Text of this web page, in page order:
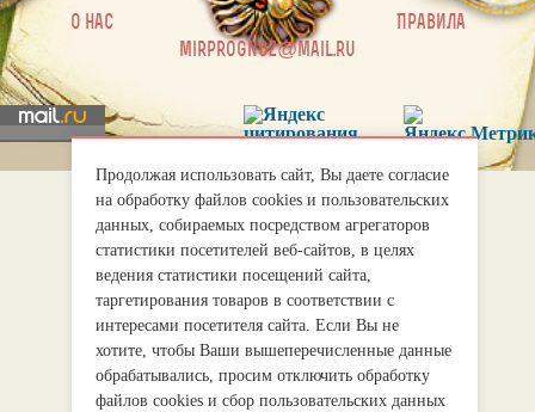
О нас |
Правила
mirprognoz@mail.ru
Продолжая использовать сайт, Вы даете согласие
на обработку файлов cookies и пользовательских
данных, собираемых посредством агрегаторов
статистики посетителей веб-сайтов, в целях
ведения статистики посещений сайта,
таргетирования товаров в соответствии с
интересами посетителя сайта. Если Вы не
хотите, чтобы Ваши вышеперечисленные данные
обрабатывались, просим отключить обработку
файлов cookies и сбор пользовательских данных